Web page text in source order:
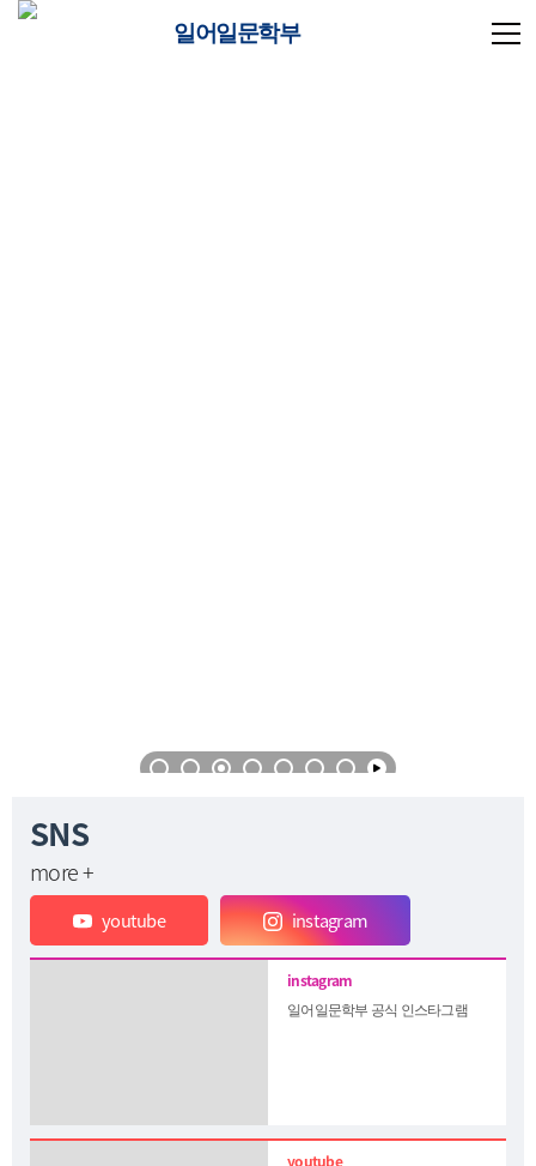
일어일문학부
SNS
more +
youtube instagram
일어일문학부 공식 인스타그램